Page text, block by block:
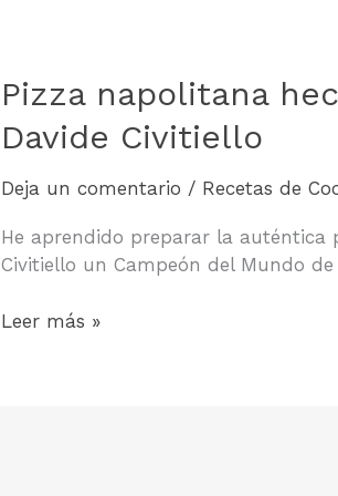
Pizza napolitana
Davide Civitiello
Deja un comentario / Recetas de
He aprendido preparar la auténtica
Civitiello un Campeón del Mundo
Pizza
Leer más »